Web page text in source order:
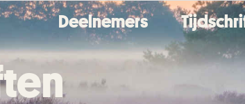
Deelnemers